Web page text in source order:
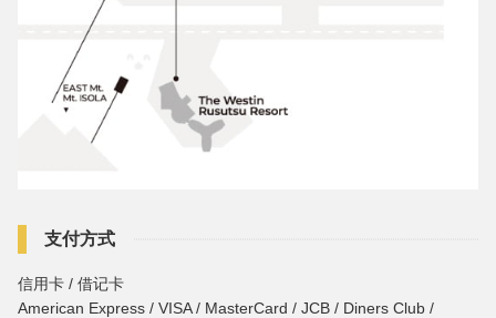
支付方式
信用卡 / 借记卡
American Express / VISA / MasterCard / JCB / Diners Club /